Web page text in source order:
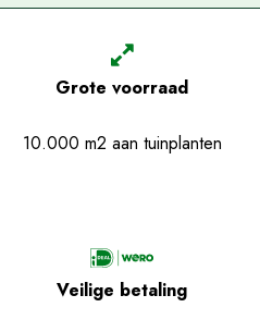
Grote voorraad
10.000 m2 aan tuinplanten
Veilige betaling